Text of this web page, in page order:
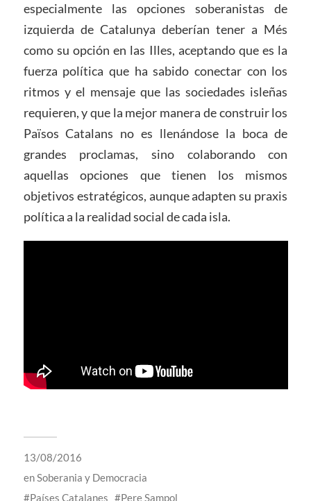
especialmente las opciones soberanistas de
izquierda de Catalunya deberían tener a Més
como su opción en las Illes, aceptando que es la
fuerza política que ha sabido conectar con los
ritmos y el mensaje que las sociedades isleñas
requieren, y que la mejor manera de construir los
Països Catalans no es llenándose la boca de
grandes proclamas, sino colaborando con
aquellas opciones que tienen los mismos
objetivos estratégicos, aunque adapten su praxis
política a la realidad social de cada isla.
13/08/2016
enSoberania y Democracia
Países Catalanes
Pere Sampol